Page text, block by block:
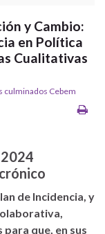
y Cambio:
en Política
Cualitativas
culminados Cebem
2024
de Incidencia, y
que, en sus